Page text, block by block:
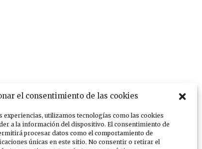
el consentimiento de las cookies
experiencias, utilizamos tecnologías como las cookies
a la información del dispositivo. El consentimiento de
procesar datos como el comportamiento de
únicas en este sitio. No consentir o retirar el